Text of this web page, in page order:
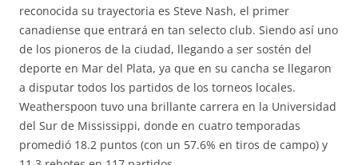
reconocida su trayectoria es Steve Nash, el primer
canadiense que entrará en tan selecto club. Siendo así uno
de los pioneros de la ciudad, llegando a ser sostén del
deporte en Mar del Plata, ya que en su cancha se llegaron
a disputar todos los partidos de los torneos locales.
Weatherspoon tuvo una brillante carrera en la Universidad
del Sur de Mississippi, donde en cuatro temporadas
promedió 18.2 puntos (con un 57.6% en tiros de campo) y